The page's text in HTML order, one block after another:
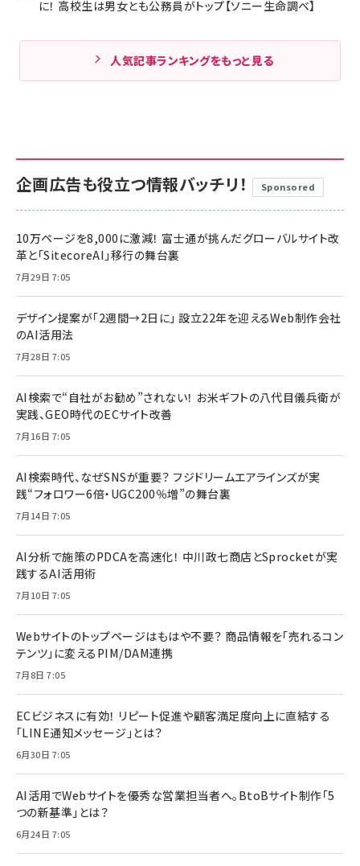
に！ 高校生は男女とも公務員がトップ【ソニー生命調べ】
人気記事ランキングをもっと見る
企画広告も役立つ情報バッチリ！ Sponsored
10万ページを8,000に激減！ 富士通が挑んだグローバルサイト改
革と「SitecoreAI」移行の舞台裏
7月29日 7:05
デザイン提案が「2週間→2日に」 設立22年を迎えるWeb制作会社
のAI活用法
7月28日 7:05
AI検索で“自社がお勧め”されない！ お米ギフトの八代目儀兵衛が
実践、GEO時代のECサイト改善
7月16日 7:05
AI検索時代、なぜSNSが重要？ フジドリームエアラインズが実
践“フォロワー6倍・UGC200％増”の舞台裏
7月14日 7:05
AI分析で施策のPDCAを高速化！ 中川政七商店とSprocketが実
践するAI活用術
7月10日 7:05
Webサイトのトップページはもはや不要？ 商品情報を「売れるコン
テンツ」に変えるPIM/DAM連携
7月8日 7:05
ECビジネスに有効！ リピート促進や顧客満足度向上に直結する
「LINE通知メッセージ」とは？
6月30日 7:05
AI活用でWebサイトを優秀な営業担当者へ。BtoBサイト制作「5
つの新基準」とは？
6月24日 7:05